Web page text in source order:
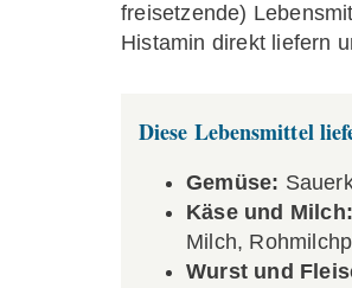
freisetzende)
Histamin direkt liefern
Diese Lebensmittel
Gemüse:
Käse und Milch:
Milch,
Wurst und